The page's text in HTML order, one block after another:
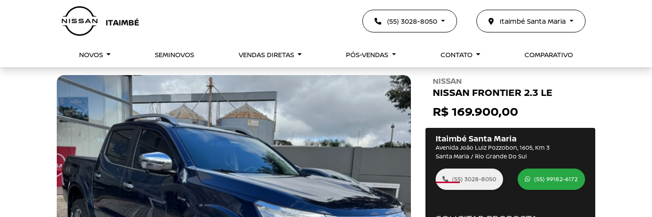
(55) 3028-8050 Itaimbé Santa Maria
NOVOS SEMINOVOS VENDAS DIRETAS PÓS-VENDAS CONTATO COMPARATIVO
NISSAN
NISSAN FRONTIER 2.3 LE
R$ 169.900,00
Itaimbé Santa Maria
Avenida João Luiz Pozzobon, 1605, Km 3
Santa Maria / Rio Grande Do Sul
(55) 3028-8050 (55) 99182-6172